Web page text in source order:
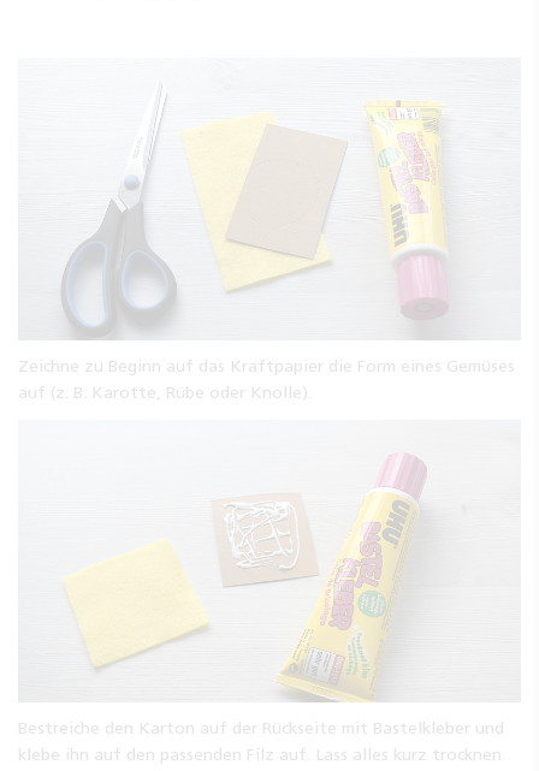
Zeichne zu Beginn auf das Kraftpapier die Form eines Gemüses
auf (z. B. Karotte, Rübe oder Knolle).
Bestreiche den Karton auf der Rückseite mit Bastelkleber und
klebe ihn auf den passenden Filz auf. Lass alles kurz trocknen.